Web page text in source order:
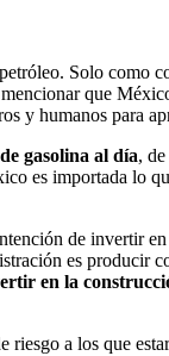
Solo como
que
y humanos para
gasolina al día,
es importada lo
de invertir
es producir
en la
a los que